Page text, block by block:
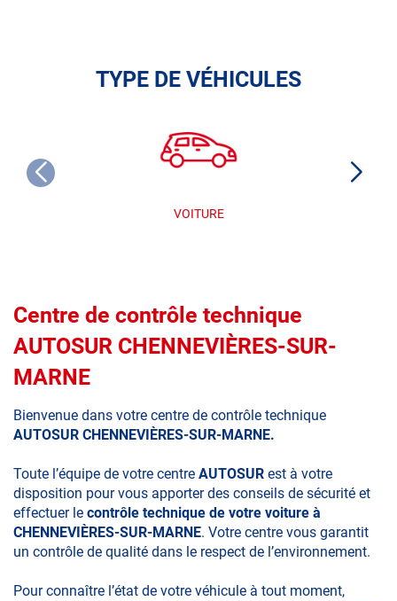
TYPE DE VÉHICULES
VOITURE
Centre de contrôle technique
AUTOSUR CHENNEVIÈRES-SUR-
MARNE
Bienvenue dans votre centre de contrôle technique
AUTOSUR CHENNEVIÈRES-SUR-MARNE.
Toute l’équipe de votre centre AUTOSUR est à votre
disposition pour vous apporter des conseils de sécurité et
effectuer le contrôle technique de votre voiture à
CHENNEVIÈRES-SUR-MARNE. Votre centre vous garantit
un contrôle de qualité dans le respect de l’environnement.
Pour connaître l’état de votre véhicule à tout moment,